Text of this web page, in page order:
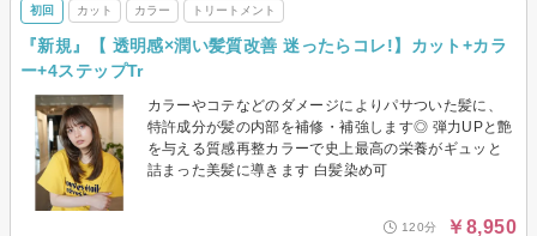
初回 カット カラー トリートメント
『新規』【 透明感×潤い髪質改善 迷ったらコレ!】カット+カラ
ー+4ステップTr
カラーやコテなどのダメージによりパサついた髪に、
特許成分が髪の内部を補修・補強します◎ 弾力UPと艶
を与える質感再整カラーで史上最高の栄養がギュッと
詰まった美髪に導きます 白髪染め可
120分 ￥8,950